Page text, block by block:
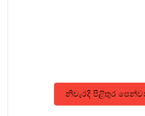
නිවැරදි පිළිතුර